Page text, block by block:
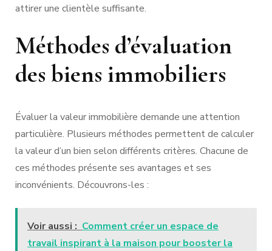
attirer une clientèle suffisante.
Méthodes d’évaluation
des biens immobiliers
Évaluer la valeur immobilière demande une attention
particulière. Plusieurs méthodes permettent de calculer
la valeur d’un bien selon différents critères. Chacune de
ces méthodes présente ses avantages et ses
inconvénients. Découvrons-les :
Voir aussi : Comment créer un espace de
travail inspirant à la maison pour booster la